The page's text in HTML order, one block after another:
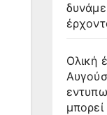
Ολική